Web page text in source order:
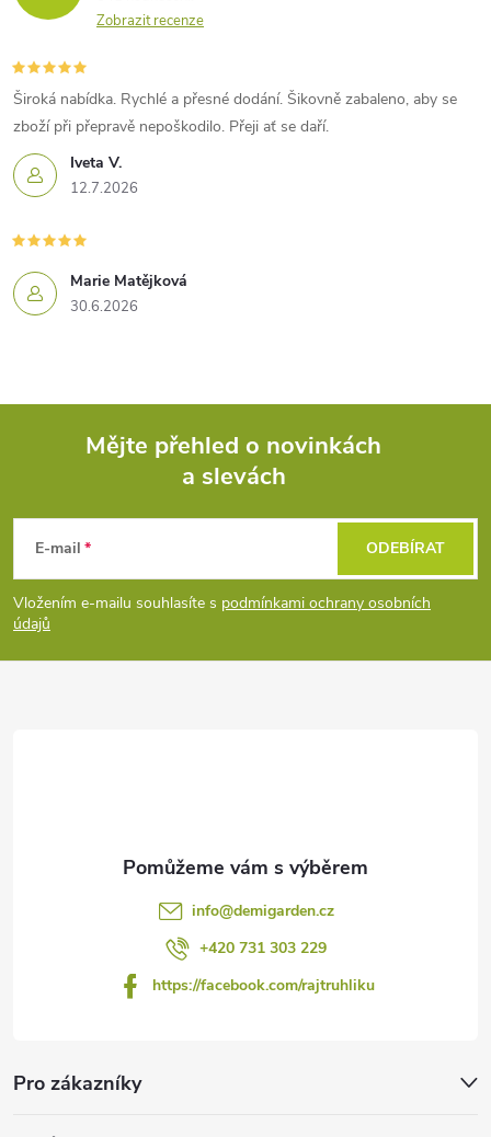
Zobrazit recenze
Iveta V.
12.7.2026
Široká nabídka. Rychlé a přesné dodání. Šikovně zabaleno, aby se
zboží při přepravě nepoškodilo. Přeji ať se daří.
Marie Matějková
30.6.2026
p
a
Mějte přehled o novinkách
a slevách
E-mail
Vložením e-mailu souhlasíte s podmínkami ochrany osobních
údajů
ODEBÍRAT
info@demigarden.cz
+420 731 303 229
https://facebook.com/rajtruhliku
Pro zákazníky